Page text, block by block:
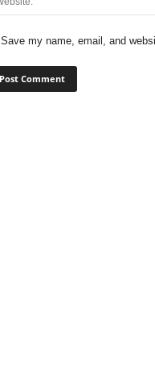
Save my name, email, and